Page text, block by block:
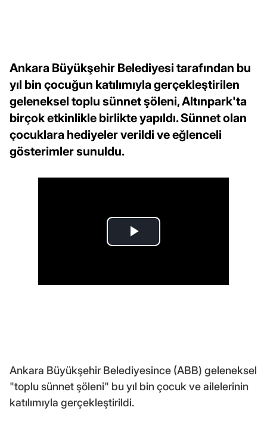
Ankara Büyükşehir Belediyesi tarafından bu
yıl bin çocuğun katılımıyla gerçekleştirilen
geleneksel toplu sünnet şöleni, Altınpark'ta
birçok etkinlikle birlikte yapıldı. Sünnet olan
çocuklara hediyeler verildi ve eğlenceli
gösterimler sunuldu.
Ankara Büyükşehir Belediyesince (ABB) geleneksel
"toplu sünnet şöleni" bu yıl bin çocuk ve ailelerinin
katılımıyla gerçekleştirildi.